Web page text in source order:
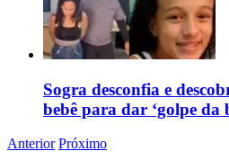
Sogra desconfia e
bebê para dar ‘golpe da
Anterior Próximo